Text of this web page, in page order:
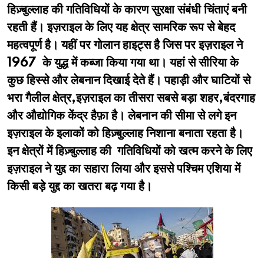
हिज़्बुल्लाह की गतिविधियों के कारण सुरक्षा संबंधी चिंताएं बनी
रहती हैं। इज़राइल के लिए यह क्षेत्र सामरिक रूप से बेहद
महत्वपूर्ण है। यहीं पर गोलान हाइट्स है जिस पर इज़राइल ने
1967 के युद्ध में कब्जा किया गया था। यहां से सीरिया के
कुछ हिस्से और लेबनान दिखाई देते हैं। पहाड़ी और घाटियों से
भरा गैलील क्षेत्र,इज़राइल का तीसरा सबसे बड़ा शहर,बंदरगाह
और औद्योगिक केंद्र हैफ़ा है। लेबनान की सीमा से लगे इन
इज़राइल के इलाकों को हिज़्बुल्लाह निशाना बनाता रहता है।
इन क्षेत्रों में हिज़्बुल्लाह की गतिविधियों को खत्म करने के लिए
इज़राइल ने युद्द का सहारा लिया और इससे पश्चिम एशिया में
किसी बड़े युद्द का खतरा बढ़ गया है।